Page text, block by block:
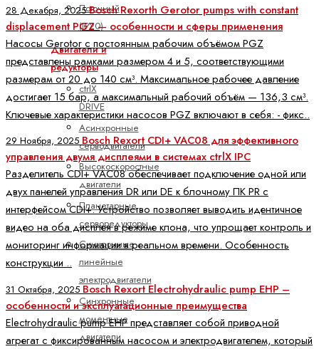
Поточный
(IP20)
Двигатели и
редукторы
ctrlX
DRIVE
Асинхронные
серводвигатели
Высокоскоростные
двигатели
Планетарные
серворедукторы
Синхронные
линейные
электродвигатели
Синхронные
моментные
двигатели
28 Декабря, 2025Bosch Rexorth Gerotor pumps with constant
displacement PGZ — особенности и сферы применения
Насосы Gerotor с постоянным рабочим объёмом PGZ
представлены рамками размером 4 и 5, соответствующими
размерам от 20 до 140 см³. Максимальное рабочее давление
достигает 15 бар, а максимальный рабочий объём — 136,3 см³.
Ключевые характеристики насосов PGZ включают в себя: - фикс..
29 Ноября, 2025 Bosch Rexort CDI+ VAC08 для эффективного
управления двумя дисплеями в системах ctrlX IPC
Разделитель CDI+ VAC08 обеспечивает подключение одной или
двух панелей управления DR или DE к блочному ПК PR с
интерфейсом CDI+. Устройство позволяет выводить идентичное
видео на оба дисплея в режиме клона, что упрощает контроль и
мониторинг информации в реальном времени. Особенность
конструкции ..
31 Октября, 2025 Bosch Rexort Electrohydraulic pump EHP –
особенности и эксплуатационные преимущества
Electrohydraulic pump EHP представляет собой приводной
агрегат с фиксированным насосом и электродвигателем, который